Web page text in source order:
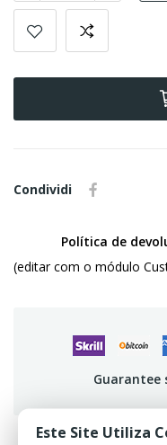
Condividi
Política de
(editar com o módulo
Guarantee
Este Site Utiliza